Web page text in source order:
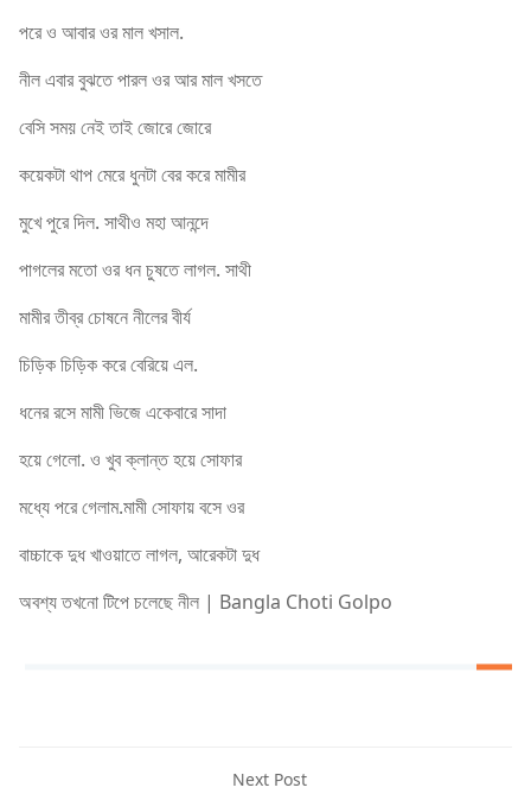
পরে ও আবার ওর মাল খসাল.
নীল এবার বুঝতে পারল ওর আর মাল খসতে
বেসি সময় নেই তাই জোরে জোরে
কয়েকটা থাপ মেরে ধুনটা বের করে মামীর
মুখে পুরে দিল. সাথীও মহা আনন্দে
পাগলের মতো ওর ধন চুষতে লাগল. সাথী
মামীর তীব্র চোষনে নীলের বীর্য
চিড়িক চিড়িক করে বেরিয়ে এল.
ধনের রসে মামী ভিজে একেবারে সাদা
হয়ে গেলো. ও খুব ক্লান্ত হয়ে সোফার
মধ্যে পরে গেলাম.মামী সোফায় বসে ওর
বাচ্চাকে দুধ খাওয়াতে লাগল, আরেকটা দুধ
অবশ্য তখনো টিপে চলেছে নীল | Bangla Choti Golpo
Next Post